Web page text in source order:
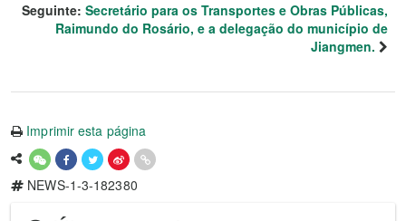
Seguinte: Secretário para os Transportes e Obras Públicas,
Raimundo do Rosário, e a delegação do município de
Jiangmen.
Imprimir esta página
NEWS-1-3-182380